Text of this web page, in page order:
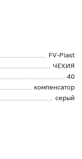
FV-Plast
ЧЕХИЯ
40
компенсатор
серый